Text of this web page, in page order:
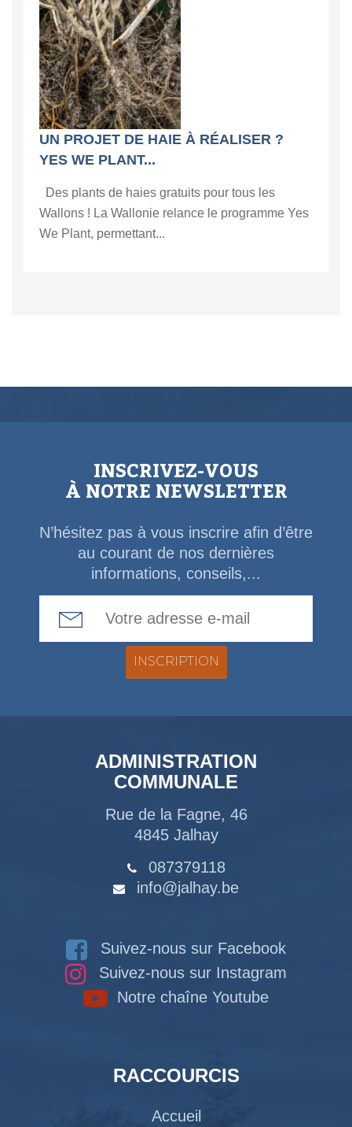
UN PROJET DE HAIE À RÉALISER ?
YES WE PLANT...
Des plants de haies gratuits pour tous les
Wallons ! La Wallonie relance le programme Yes
We Plant, permettant...
INSCRIVEZ-VOUS
À NOTRE NEWSLETTER
N’hésitez pas à vous inscrire afin d’être
au courant de nos dernières
informations, conseils,...
ADMINISTRATION
COMMUNALE
Rue de la Fagne, 46
4845 Jalhay
087379118
info@jalhay.be
Suivez-nous sur Facebook
Suivez-nous sur Instagram
Notre chaîne Youtube
RACCOURCIS
Accueil